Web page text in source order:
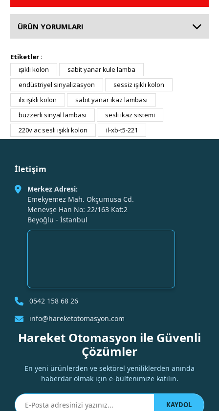
ÜRÜN YORUMLARI
Etiketler :
ışıklı kolon
sabit yanar kule lamba
endüstriyel sinyalizasyon
sessiz ışıklı kolon
ılx ışıklı kolon
sabit yanar ikaz lambası
buzzerlı sinyal lambası
sesli ikaz sistemi
220v ac sesli ışıklı kolon
il-xb-t5-221
İletişim
Merkez Adresi:
Emekyemez Mah. Okçumusa Cd.
Menevşe Han No: 22/163 Kat:2
Beyoğlu - İstanbul
0542 158 68 26
info@hareketotomasyon.com
Hareket Otomasyon ile Güvenli
Çözümler
En yeni ürünlerden ve sektörel yeniliklerden anında
haberdar olmak için e-bültenimize katılın.
KAYDOL